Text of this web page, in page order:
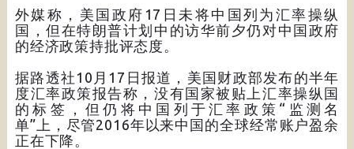
外媒称，美国政府17日未将中国列为汇率操纵
国，但在特朗普计划中的访华前夕仍对中国政府
的经济政策持批评态度。
据路透社10月17日报道，美国财政部发布的半年
度汇率政策报告称，没有国家被贴上汇率操纵国
的标签，但仍将中国列于汇率政策“监测名
单”上，尽管2016年以来中国的全球经常账户盈余
正在下降。